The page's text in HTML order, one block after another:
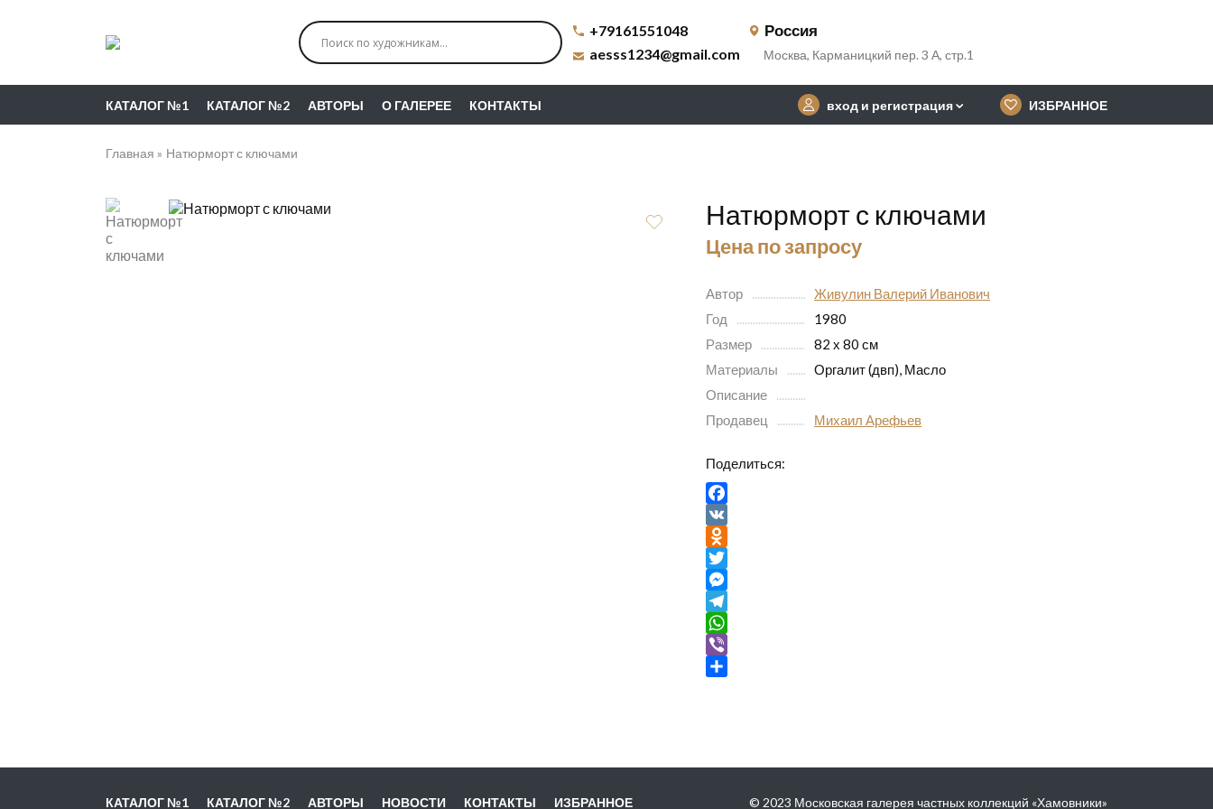
+79161551048
aesss1234@gmail.com
Россия
Москва, Карманицкий пер. 3 А, стр.1
КАТАЛОГ №1 КАТАЛОГ №2 АВТОРЫ О ГАЛЕРЕЕ КОНТАКТЫ вход и регистрация ИЗБРАННОЕ
Главная Натюрморт с ключами
Натюрморт с ключами
Цена по запросу
Автор
Живулин Валерий Иванович
Год
1980
Размер
82 х 80 см
Материалы
Оргалит (двп), Масло
Описание
Продавец
Михаил Арефьев
Поделиться:
Facebook
VK
Odnoklassniki
Twitter
Messenger
Telegram
WhatsApp
Viber
КАТАЛОГ №1 КАТАЛОГ №2 АВТОРЫ НОВОСТИ КОНТАКТЫ ИЗБРАННОЕ © 2023 Московская галерея частных коллекций «Хамовники»